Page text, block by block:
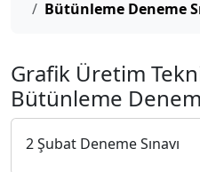
Bütünleme Deneme
Grafik Üretim
Bütünleme
2 Şubat Deneme Sınavı